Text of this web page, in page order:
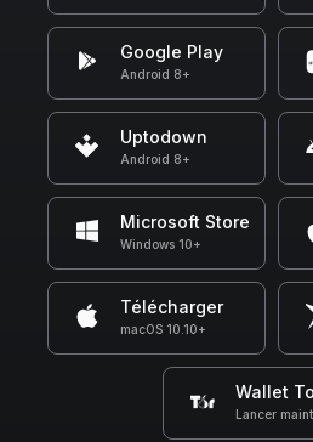
Google Play
Android 8+
Uptodown
Android 8+
Microsoft Store
Windows 10+
Télécharger
macOS 10.10+
Wallet
Lancer